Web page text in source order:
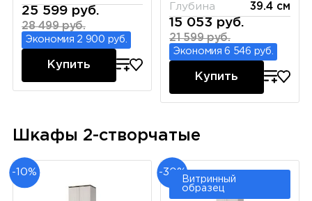
25 599 руб.
28 499 руб.
Экономия 2 900 руб.
Купить
Глубина
39.4 см
15 053 руб.
21 599 руб.
Экономия 6 546 руб.
Купить
Шкафы 2-створчатые
-10% -30%
Витринный
образец